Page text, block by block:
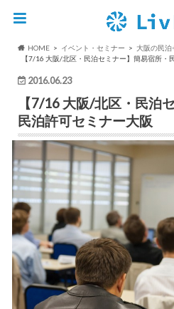
HOME イベント・セミナー
大阪の民泊
【7/16 大阪/北区・民泊セミナー】簡易宿所・
2016.06.23
【7/16 大阪/北区・民泊
民泊許可セミナー大阪